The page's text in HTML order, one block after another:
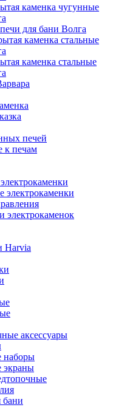
каменка чугунные
для бани Волга
каменка стальные
каменка стальные
печей
к печам
электрокаменки
электрокаменок
Harvia
аксессуары
наборы
бани